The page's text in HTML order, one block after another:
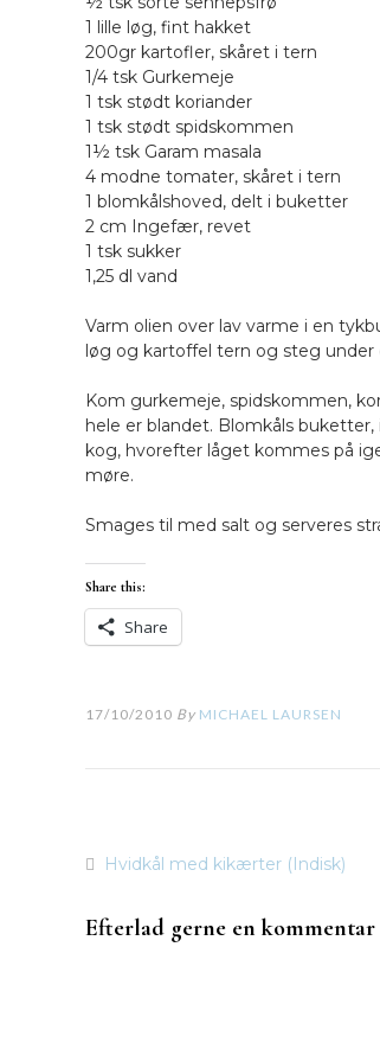
1 lille løg, fint hakket
200gr kartofler, skåret i tern
1/4 tsk Gurkemeje
1 tsk stødt koriander
1 tsk stødt spidskommen
1½ tsk Garam masala
4 modne tomater, skåret i tern
1 blomkålshoved, delt i buketter
2 cm Ingefær, revet
1 tsk sukker
1,25 dl vand
Varm olien over lav varme i en
løg og kartoffel tern og steg
Kom gurkemeje, spidskommen,
hele er blandet. Blomkåls
kog, hvorefter låget kommes på
møre.
Smages til med salt og serveres
Share this:
Share
17/10/2010 By MICHAEL LAURSEN
Indlægsnavigation
Hvidkål med kikærter (Indisk)
Efterlad gerne en kommentar